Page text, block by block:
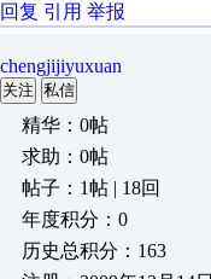
回复 引用 举报
chengjijiyuxuan
关注 私信
精华：0帖
求助：0帖
帖子：1帖 | 18回
年度积分：0
历史总积分：163